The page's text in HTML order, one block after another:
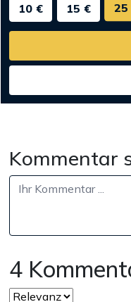
10 €
15 € 25
Kommentar
4